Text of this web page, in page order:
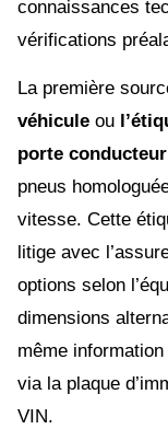
connaissances
vérifications
La première
véhicule ou
porte conducteur
pneus
vitesse. Cette
litige avec
options selon
dimensions
même
via la plaque
VIN.